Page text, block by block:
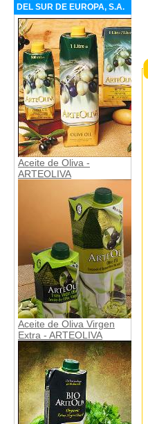
DEL SUR DE EUROPA, S.A.
Aceite de Oliva -
ARTEOLIVA
Aceite de Oliva Virgen
Extra - ARTEOLIVA